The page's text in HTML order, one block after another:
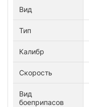
Вид
Тип
Калибр
Скорость
Вид
боеприпасов